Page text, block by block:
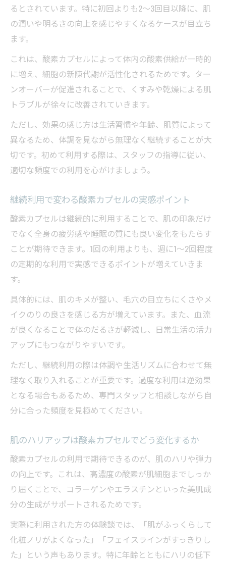
るとされています。特に初回よりも2～3回目以降に、肌
の潤いや明るさの向上を感じやすくなるケースが目立ち
ます。
これは、酸素カプセルによって体内の酸素供給が一時的
に増え、細胞の新陳代謝が活性化されるためです。ター
ンオーバーが促進されることで、くすみや乾燥による肌
トラブルが徐々に改善されていきます。
ただし、効果の感じ方は生活習慣や年齢、肌質によって
異なるため、体調を見ながら無理なく継続することが大
切です。初めて利用する際は、スタッフの指導に従い、
適切な頻度での利用を心がけましょう。
継続利用で変わる酸素カプセルの実感ポイント
酸素カプセルは継続的に利用することで、肌の印象だけ
でなく全身の疲労感や睡眠の質にも良い変化をもたらす
ことが期待できます。1回の利用よりも、週に1～2回程度
の定期的な利用で実感できるポイントが増えていきま
す。
具体的には、肌のキメが整い、毛穴の目立ちにくさやメ
イクのりの良さを感じる方が増えています。また、血流
が良くなることで体のだるさが軽減し、日常生活の活力
アップにもつながりやすいです。
ただし、継続利用の際は体調や生活リズムに合わせて無
理なく取り入れることが重要です。過度な利用は逆効果
となる場合もあるため、専門スタッフと相談しながら自
分に合った頻度を見極めてください。
肌のハリアップは酸素カプセルでどう変化するか
酸素カプセルの利用で期待できるのが、肌のハリや弾力
の向上です。これは、高濃度の酸素が肌細胞までしっか
り届くことで、コラーゲンやエラスチンといった美肌成
分の生成がサポートされるためです。
実際に利用された方の体験談では、「肌がふっくらして
化粧ノリがよくなった」「フェイスラインがすっきりし
た」という声もあります。特に年齢とともにハリの低下